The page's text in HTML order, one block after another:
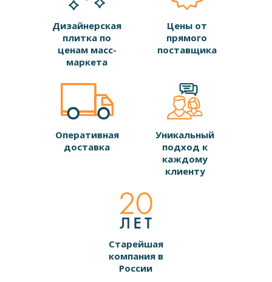
Дизайнерская
плитка по
ценам масс-
маркета
Цены от
прямого
поставщика
Оперативная
доставка
Уникальный
подход к
каждому
клиенту
Старейшая
компания в
России